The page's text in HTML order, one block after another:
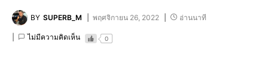
BY SUPERB_M พฤศจิกายน 26, 2022 อ่านนาที
ไม่มีความคิดเห็น 0